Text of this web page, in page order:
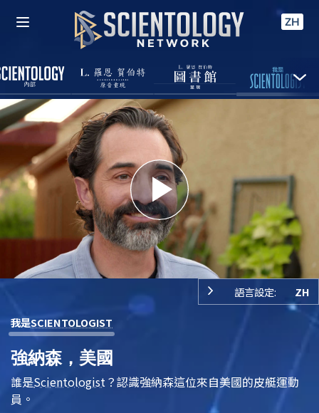
ZH
Play
Video
語言設定: ZH
我是SCIENTOLOGIST
強納森，美國
誰是Scientologist ？認識強納森這位來自美國的皮艇運動
員。